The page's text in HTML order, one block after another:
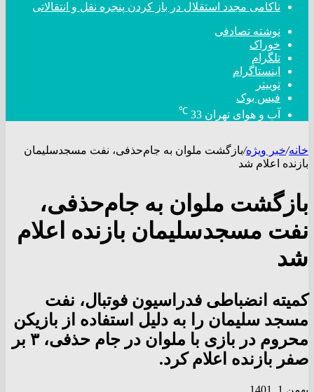
ناکامی مجدد استقلال در باز کردن پنجره نقل و انتقالاتی
نوشته تصادفی
خوراک
تلگرام
اینستاگرام
توییتر
فیس بوک
آب و هوای تهران 33
℃
خانه/خبر ویژه/بازگشت ملوان به جام‌حذفی، نفت مسجدسلیمان
بازنده اعلام شد
بازگشت ملوان به جام‌حذفی،
نفت مسجدسلیمان بازنده اعلام
شد
کمیته انضباطی فدراسیون فوتبال، نفت
مسجد سلیمان را به دلیل استفاده از بازیکن
محروم در بازی با ملوان در جام حذفی، ۳ بر
صفر بازنده اعلام کرد.
بهمن 1, 1401